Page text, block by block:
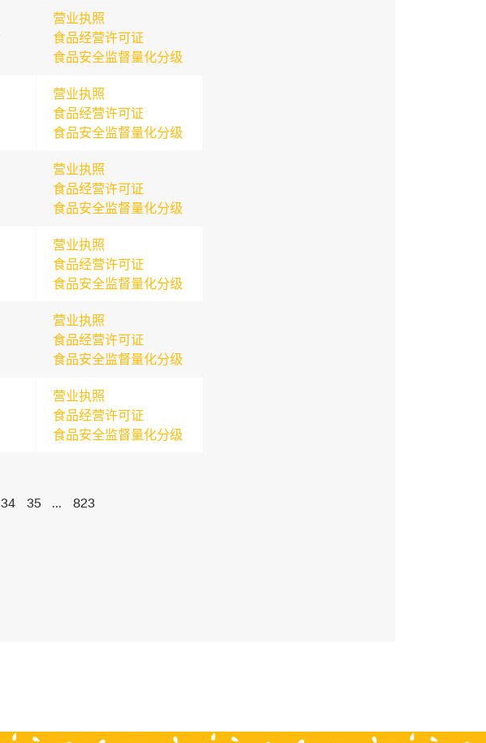
营业执照
食品经营许可证
食品安全监督量化分级
营业执照
食品经营许可证
食品安全监督量化分级
营业执照
食品经营许可证
食品安全监督量化分级
营业执照
食品经营许可证
食品安全监督量化分级
营业执照
食品经营许可证
食品安全监督量化分级
营业执照
食品经营许可证
食品安全监督量化分级
34 35 ... 823